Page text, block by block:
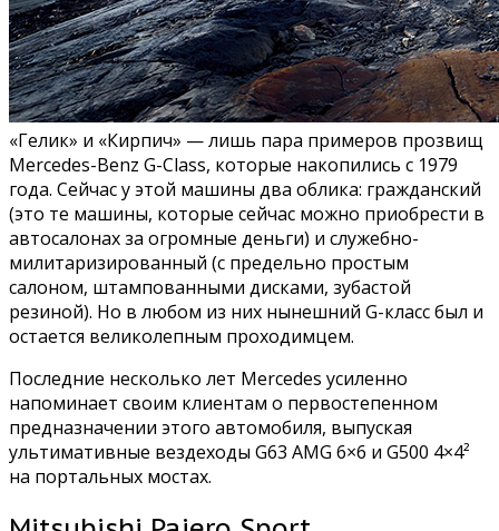
«Гелик» и «Кирпич» — лишь пара примеров прозвищ
Mercedes-Benz G-Class, которые накопились с 1979
года. Сейчас у этой машины два облика: гражданский
(это те машины, которые сейчас можно приобрести в
автосалонах за огромные деньги) и служебно-
милитаризированный (с предельно простым
салоном, штампованными дисками, зубастой
резиной). Но в любом из них нынешний G-класс был и
остается великолепным проходимцем.
Последние несколько лет Mercedes усиленно
напоминает своим клиентам о первостепенном
предназначении этого автомобиля, выпуская
ультимативные вездеходы G63 AMG 6×6 и G500 4×4²
на портальных мостах.